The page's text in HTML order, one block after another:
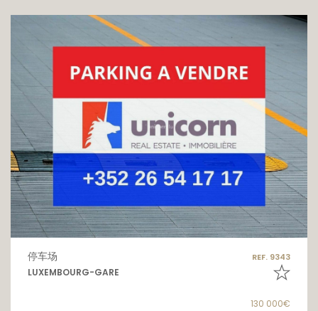
停车场 REF. 9343
LUXEMBOURG-GARE
130 000€